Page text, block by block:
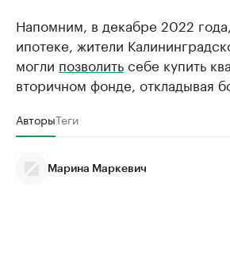
Напомним, в декабре 2022
ипотеке, жители
могли позволитьсебе купить
вторичном фонде, откладывая
АвторыТеги
Марина Маркевич